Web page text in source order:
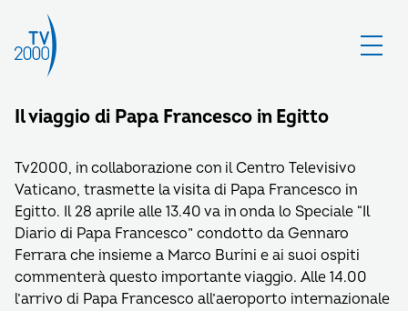
Il viaggio di Papa Francesco in Egitto
Tv2000, in collaborazione con il Centro Televisivo
Vaticano, trasmette la visita di Papa Francesco in
Egitto. Il 28 aprile alle 13.40 va in onda lo Speciale “Il
Diario di Papa Francesco” condotto da Gennaro
Ferrara che insieme a Marco Burini e ai suoi ospiti
commenterà questo importante viaggio. Alle 14.00
l’arrivo di Papa Francesco all’aeroporto internazionale